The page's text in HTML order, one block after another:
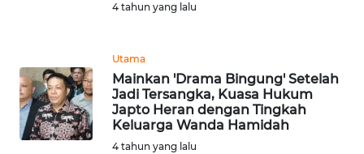
4 tahun yang lalu
Utama
Mainkan 'Drama Bingung' Setelah
Jadi Tersangka, Kuasa Hukum
Japto Heran dengan Tingkah
Keluarga Wanda Hamidah
4 tahun yang lalu
WN
JATENG